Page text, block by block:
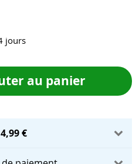
jours
au panier
€